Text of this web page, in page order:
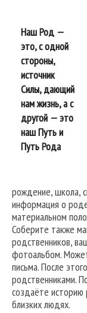
Наш Род —
это, с одной
стороны,
источник
Силы, дающий
нам жизнь, а с
другой — это
наш Путь и
Путь Рода
рождение, школа,
информация о
материальном
Соберите также
родственников,
фотоальбом.
письма. После
родственниками.
создаёте
близких людях.